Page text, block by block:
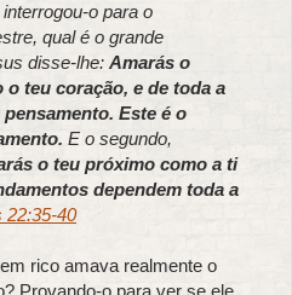
o para o
qual é o grande
disse-lhe: Amarás o
teu coração, e de toda a
Este é o
E o segundo,
o teu próximo como a ti
dependem toda a
22:35-40
rico amava realmente o